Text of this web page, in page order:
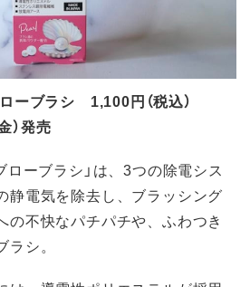
ーブラシ 1,100円（税込）
）発売
ローブラシ」は、3つの除電シス
静電気を除去し、ブラッシング
の不快なパチパチや、ふわつき
シ。